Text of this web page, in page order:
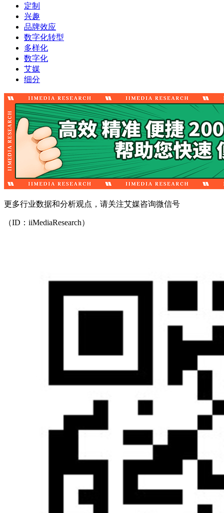
定制
兴趣
品牌效应
数字化转型
多样化
数字化
艾媒
细分
更多行业数据和分析观点，请关注艾媒咨询微信号
（ID：iiMediaResearch）